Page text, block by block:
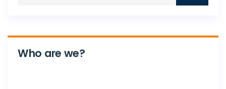
Who are we?